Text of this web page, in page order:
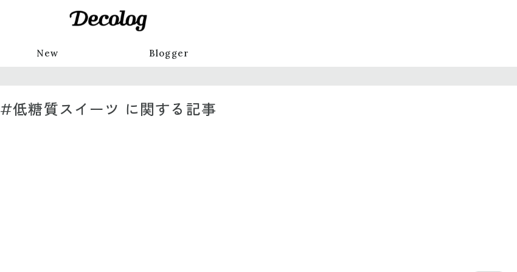
New Blogger
#低糖質スイーツ に関する記事